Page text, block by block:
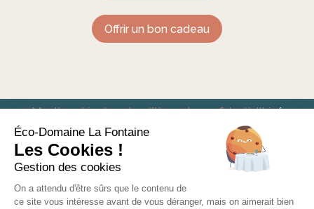
Offrir un bon cadeau
Mentions légales et politique de confidentialité/
Conditions générales de vente
Eco-Domaine La Fontaine – Hôtel Restaurant à
Éco-Domaine La Fontaine
Les Cookies !
Gestion des cookies
On a attendu d'être sûrs que le contenu de
ce site vous intéresse avant de vous déranger, mais on aimerait bien